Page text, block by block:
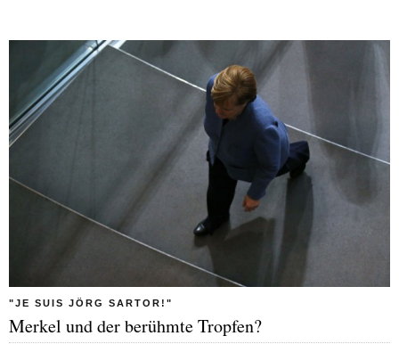
"JE SUIS JÖRG SARTOR!"
Merkel und der berühmte Tropfen?